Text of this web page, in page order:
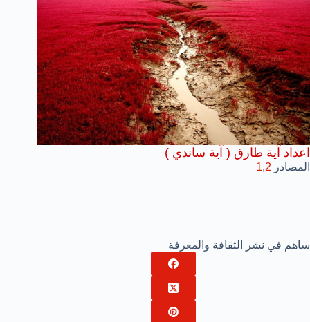
اعداد آية طارق ( آية ساندي )
المصادر 1,2
ساهم في نشر الثقافة والمعرفة